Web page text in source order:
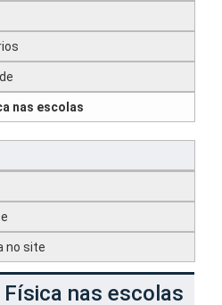
nas escolas
no site
nas escolas